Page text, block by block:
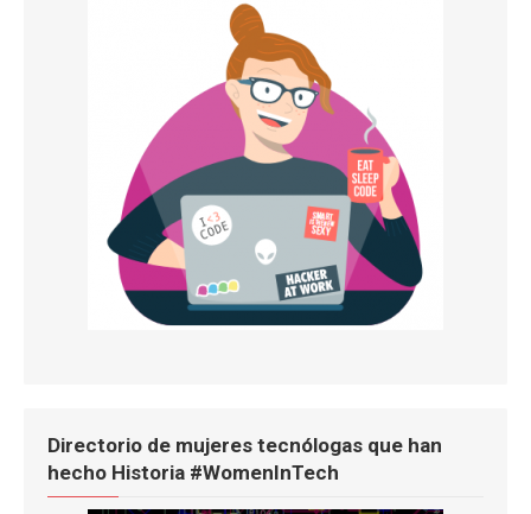
Directorio de mujeres tecnólogas que han
hecho Historia #WomenInTech